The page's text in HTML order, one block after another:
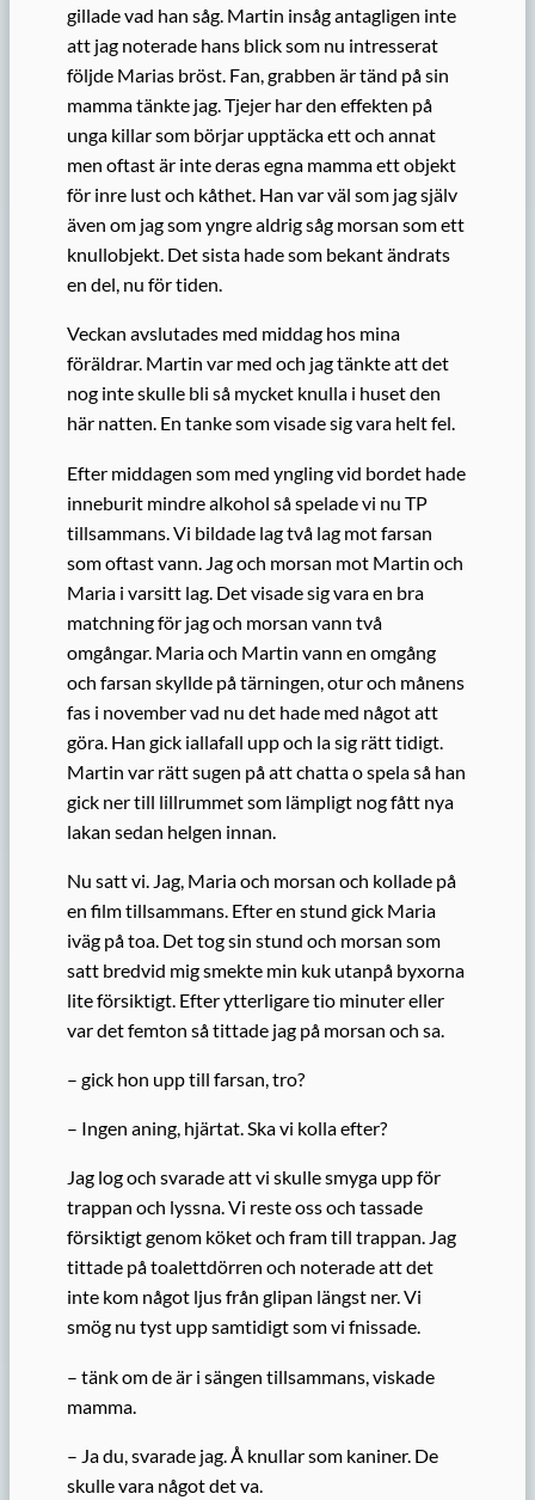
gillade vad han såg. Martin insåg antagligen inte
att jag noterade hans blick som nu intresserat
följde Marias bröst. Fan, grabben är tänd på sin
mamma tänkte jag. Tjejer har den effekten på
unga killar som börjar upptäcka ett och annat
men oftast är inte deras egna mamma ett objekt
för inre lust och kåthet. Han var väl som jag själv
även om jag som yngre aldrig såg morsan som ett
knullobjekt. Det sista hade som bekant ändrats
en del, nu för tiden.
Veckan avslutades med middag hos mina
föräldrar. Martin var med och jag tänkte att det
nog inte skulle bli så mycket knulla i huset den
här natten. En tanke som visade sig vara helt fel.
Efter middagen som med yngling vid bordet hade
inneburit mindre alkohol så spelade vi nu TP
tillsammans. Vi bildade lag två lag mot farsan
som oftast vann. Jag och morsan mot Martin och
Maria i varsitt lag. Det visade sig vara en bra
matchning för jag och morsan vann två
omgångar. Maria och Martin vann en omgång
och farsan skyllde på tärningen, otur och månens
fas i november vad nu det hade med något att
göra. Han gick iallafall upp och la sig rätt tidigt.
Martin var rätt sugen på att chatta o spela så han
gick ner till lillrummet som lämpligt nog fått nya
lakan sedan helgen innan.
Nu satt vi. Jag, Maria och morsan och kollade på
en film tillsammans. Efter en stund gick Maria
iväg på toa. Det tog sin stund och morsan som
satt bredvid mig smekte min kuk utanpå byxorna
lite försiktigt. Efter ytterligare tio minuter eller
var det femton så tittade jag på morsan och sa.
– gick hon upp till farsan, tro?
– Ingen aning, hjärtat. Ska vi kolla efter?
Jag log och svarade att vi skulle smyga upp för
trappan och lyssna. Vi reste oss och tassade
försiktigt genom köket och fram till trappan. Jag
tittade på toalettdörren och noterade att det
inte kom något ljus från glipan längst ner. Vi
smög nu tyst upp samtidigt som vi fnissade.
– tänk om de är i sängen tillsammans, viskade
mamma.
– Ja du, svarade jag. Å knullar som kaniner. De
skulle vara något det va.